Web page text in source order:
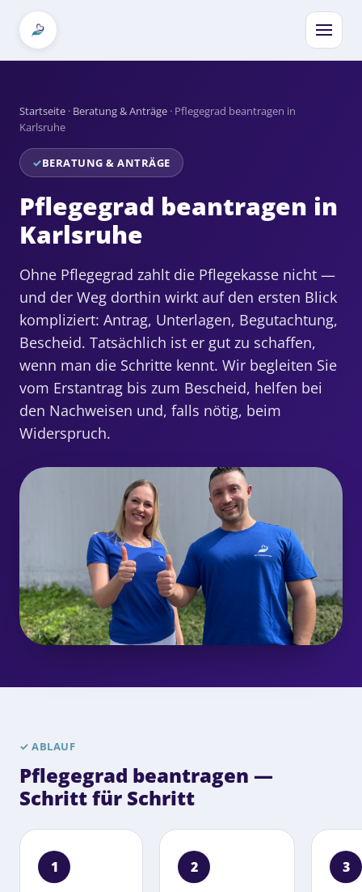
Startseite · Beratung & Anträge · Pflegegrad beantragen in
Karlsruhe
BERATUNG & ANTRÄGE
Pflegegrad beantragen in
Karlsruhe
Ohne Pflegegrad zahlt die Pflegekasse nicht —
und der Weg dorthin wirkt auf den ersten Blick
kompliziert: Antrag, Unterlagen, Begutachtung,
Bescheid. Tatsächlich ist er gut zu schaffen,
wenn man die Schritte kennt. Wir begleiten Sie
vom Erstantrag bis zum Bescheid, helfen bei
den Nachweisen und, falls nötig, beim
Widerspruch.
✓ABLAUF
Pflegegrad beantragen —
Schritt für Schritt
1 2 3